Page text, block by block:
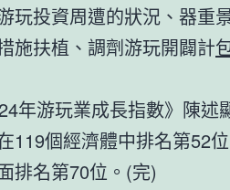
玩投資周遭的狀況、器重
施扶植、調劑游玩開闢計
年游玩業成長指數》陳述
119個經濟體中排名第52
排名第70位。(完)